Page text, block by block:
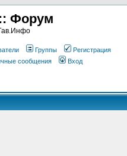
Форум
Группы
Регистрация
сообщения Вход